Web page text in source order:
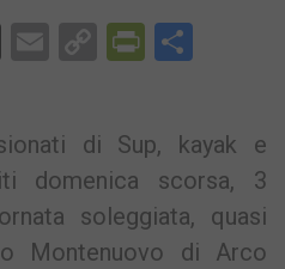
X EmailCopy
di Sup, kayak e
domenica scorsa, 3
soleggiata, quasi
Montenuovo di Arco